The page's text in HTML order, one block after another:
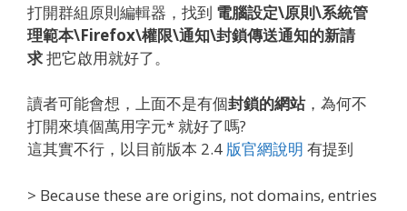
打開群組原則編輯器，找到 電腦設定\原則\系統管
理範本\Firefox\權限\通知\封鎖傳送通知的新請
求把它啟用就好了。
讀者可能會想，上面不是有個封鎖的網站，為何不
打開來填個萬用字元* 就好了嗎?
這其實不行，以目前版本 2.4 版官網說明 有提到
> Because these are origins, not domains, entries